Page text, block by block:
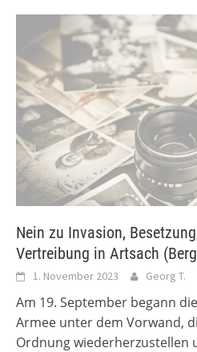
Nein zu Invasion,
Vertreibung in Artsach
1. November 2023 Georg T.
Am 19. September begann
Armee unter dem Vorwand,
Ordnung wiederherzustellen